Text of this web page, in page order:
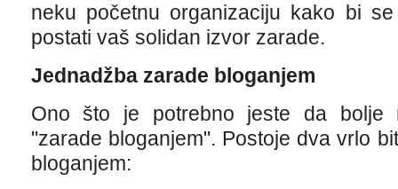
neku početnu organizaciju kako bi
postati vaš solidan izvor zarade.
Jednadžba zarade bloganjem
Ono što je potrebno jeste da bolje
"zarade bloganjem". Postoje dva vrlo
bloganjem: